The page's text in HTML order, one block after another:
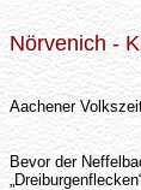
Nörvenich -
Aachener
Bevor der